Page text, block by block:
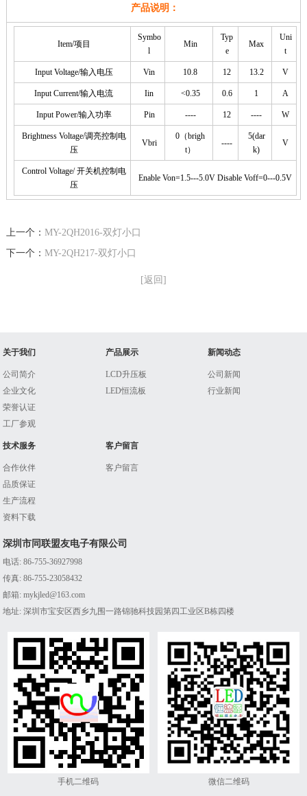
产品说明：
Item/项目
Symbo
l
Min
Typ
e
Max
Uni
t
Input Voltage/输入电压 Vin 10.8 12 13.2 V
Input Current/输入电流 Iin <0.35 0.6 1 A
Input Power/输入功率 Pin ---- 12 ---- W
Brightness Voltage/调亮控制电
压
Vbri
0（brigh
t）
----
5(dar
k)
V
Control Voltage/ 开关机控制电
压
Enable Von=1.5---5.0V Disable Voff=0---0.5V
上一个： MY-2QH2016-双灯小口
下一个： MY-2QH217-双灯小口
[返回]
关于我们
公司简介
企业文化
荣誉认证
工厂参观
产品展示
LCD升压板
LED恒流板
新闻动态
公司新闻
行业新闻
技术服务
合作伙伴
品质保证
生产流程
资料下载
客户留言
客户留言
深圳市同联盟友电子有限公司
电话: 86-755-36927998
传真: 86-755-23058432
邮箱: mykjled@163.com
地址: 深圳市宝安区西乡九围一路锦驰科技园第四工业区B栋四楼
手机二维码 微信二维码